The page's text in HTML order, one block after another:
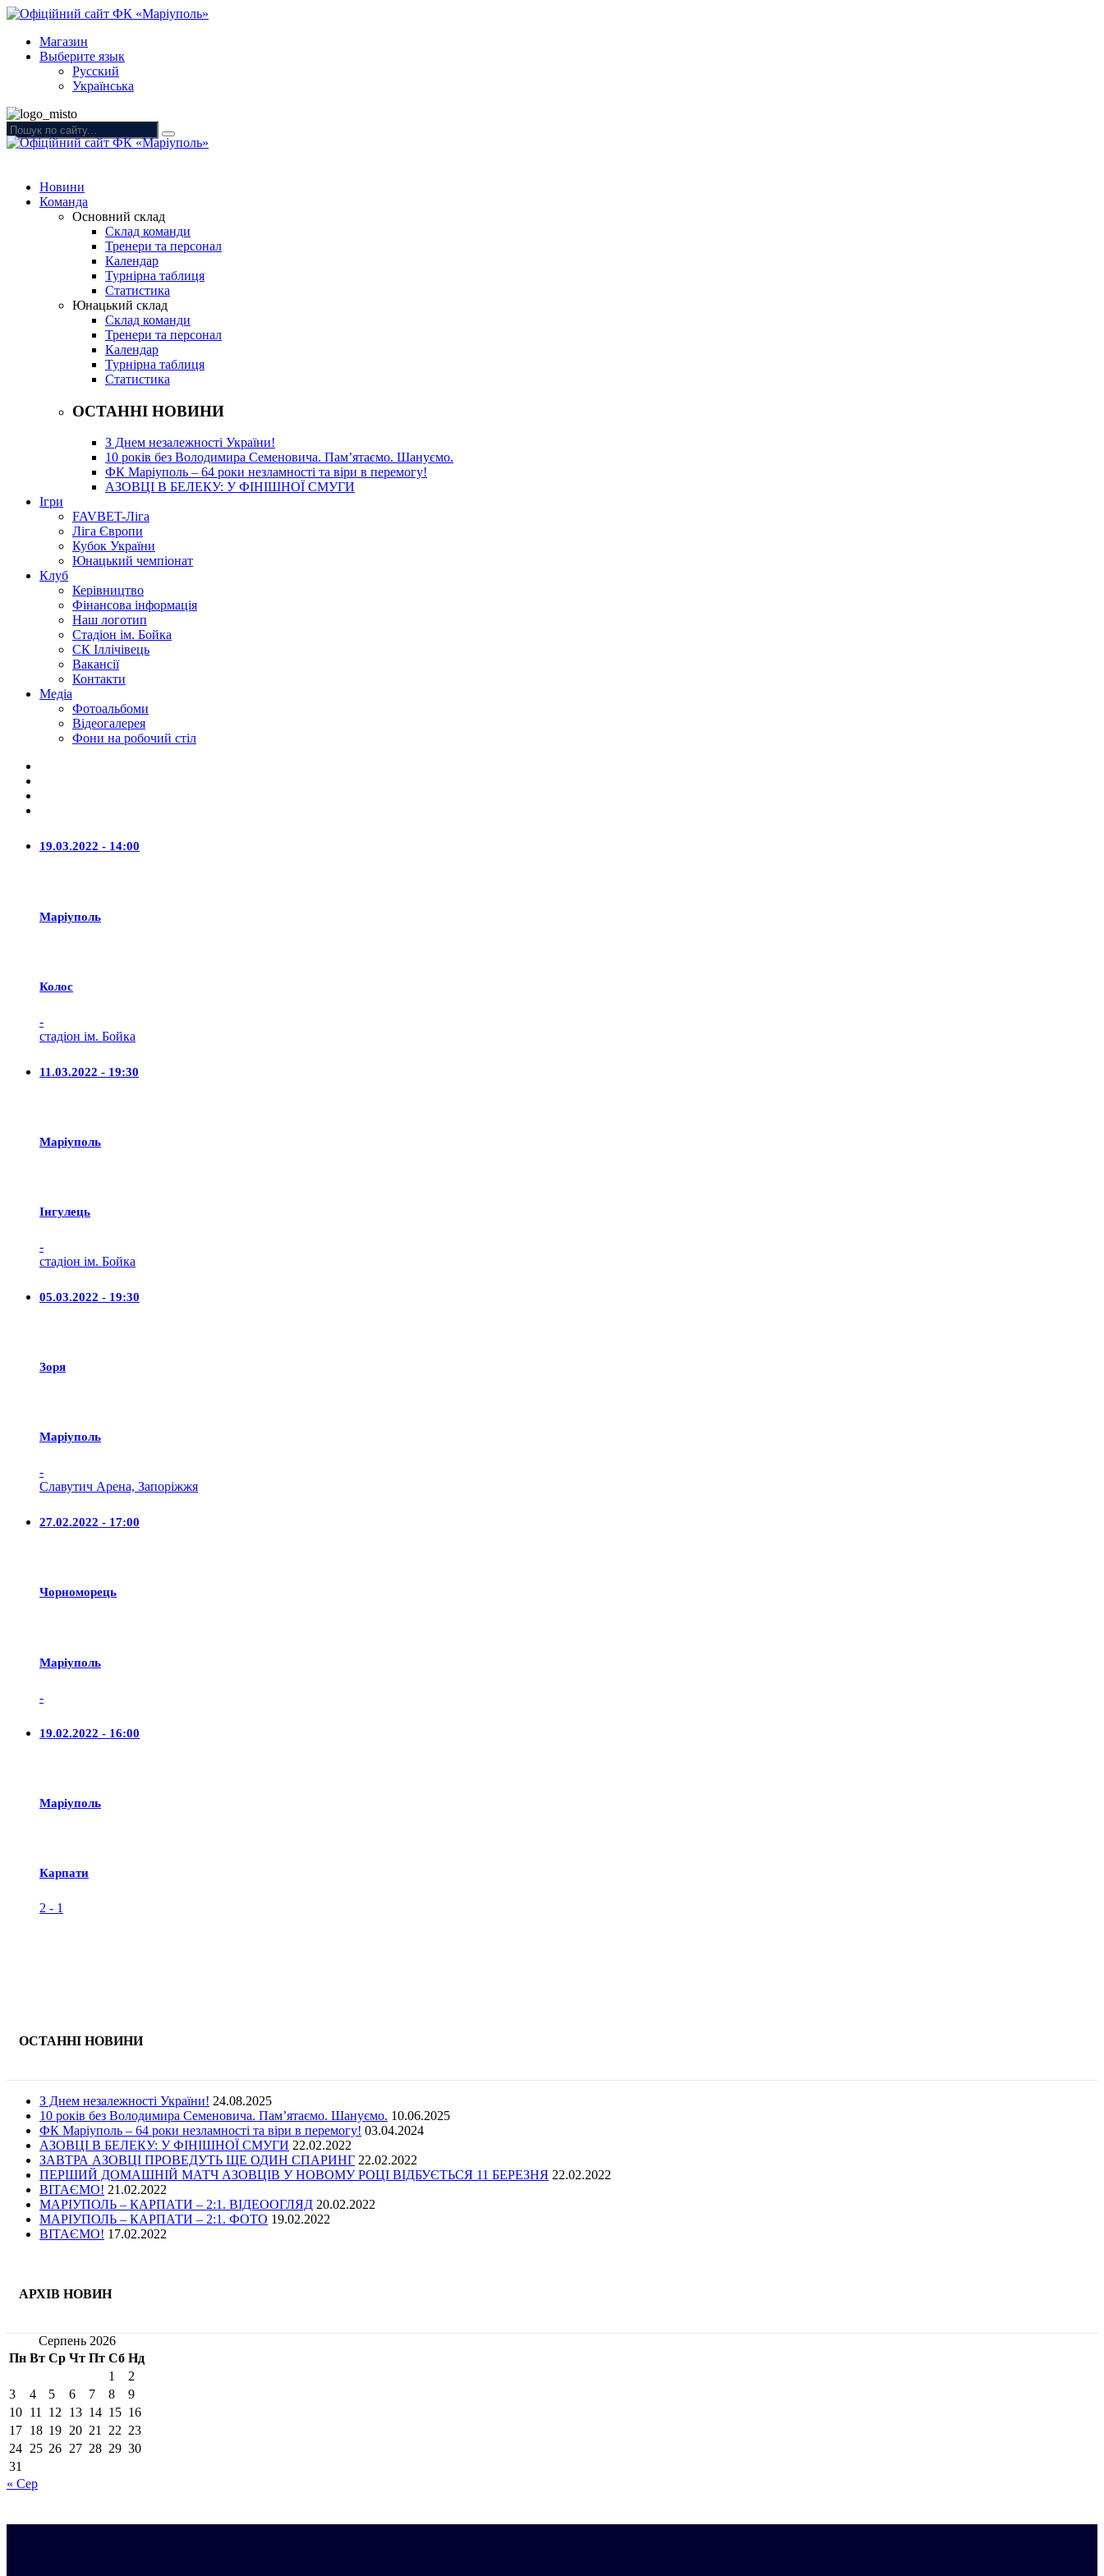
Магазин
Выберите язык
Русский
Українська
Новини
Команда
Основний склад
Склад команди
Тренери та персонал
Календар
Турнірна таблиця
Статистика
Юнацький склад
Склад команди
Тренери та персонал
Календар
Турнірна таблиця
Статистика
ОСТАННІ НОВИНИ
З Днем незалежності України!
10 років без Володимира Семеновича. Пам’ятаємо. Шануємо.
ФК Маріуполь – 64 роки незламності та віри в перемогу!
АЗОВЦІ В БЕЛЕКУ: У ФІНІШНОЇ СМУГИ
Ігри
FAVBET-Ліга
Ліга Європи
Кубок України
Юнацький чемпіонат
Клуб
Керівництво
Фінансова інформація
Наш логотип
Стадіон ім. Бойка
СК Іллічівець
Вакансії
Контакти
Медіа
Фотоальбоми
Відеогалерея
Фони на робочий стіл
19.03.2022 - 14:00
Маріуполь
Колос
-
стадіон ім. Бойка
11.03.2022 - 19:30
Маріуполь
Iнгулець
-
стадіон ім. Бойка
05.03.2022 - 19:30
Зоря
Маріуполь
-
Славутич Арена, Запоріжжя
27.02.2022 - 17:00
Чорноморець
Маріуполь
-
19.02.2022 - 16:00
Маріуполь
Карпати
2 - 1
ОСТАННІ НОВИНИ
З Днем незалежності України! 24.08.2025
10 років без Володимира Семеновича. Пам’ятаємо. Шануємо. 10.06.2025
ФК Маріуполь – 64 роки незламності та віри в перемогу! 03.04.2024
АЗОВЦІ В БЕЛЕКУ: У ФІНІШНОЇ СМУГИ 22.02.2022
ЗАВТРА АЗОВЦІ ПРОВЕДУТЬ ЩЕ ОДИН СПАРИНГ 22.02.2022
ПЕРШИЙ ДОМАШНІЙ МАТЧ АЗОВЦІВ У НОВОМУ РОЦІ ВІДБУЄТЬСЯ 11 БЕРЕЗНЯ 22.02.2022
ВІТАЄМО! 21.02.2022
МАРІУПОЛЬ – КАРПАТИ – 2:1. ВІДЕООГЛЯД 20.02.2022
МАРІУПОЛЬ – КАРПАТИ – 2:1. ФОТО 19.02.2022
ВІТАЄМО! 17.02.2022
АРХІВ НОВИН
Серпень 2026
Пн Вт Ср Чт Пт Сб Нд
1
2
3
4 5 6 7 8
9
10 11 12 13 14 15 16
17 18 19 20 21 22 23
24 25 26 27 28 29 30
31
« Сер